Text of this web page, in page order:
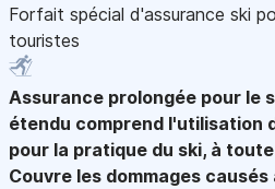
Forfait spécial d'assurance ski
touristes
Assurance prolongée pour le
étendu comprend l'utilisation
pour la pratique du ski, à
Couvre les dommages